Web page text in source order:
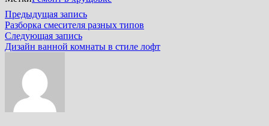
Навигация
по
записям
Предыдущая записьПредыдущая
запись:
Разборка смесителя разных типов
Следующая записьСледующая
запись:
Дизайн ванной комнаты в стиле лофт